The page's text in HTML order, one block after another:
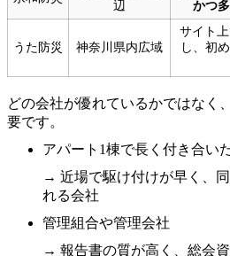
辺
かつ
うた防災 神奈川県内広域
サイト
し、初
どの会社が優れているかではなく、
要です。
アパート1棟で長く付き合い
→ 近場で駆け付けが早く、
れる会社
管理組合や管理会社
→ 報告書の質が高く、総会